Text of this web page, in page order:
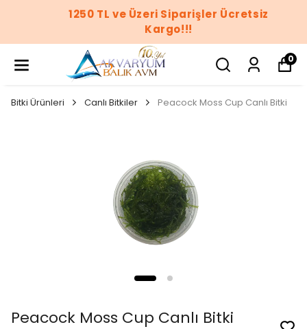
1250 TL ve Üzeri Siparişler Ücretsiz
Kargo!!!
0
Bitki Ürünleri Canlı Bitkiler Peacock Moss Cup Canlı Bitki
Peacock Moss Cup Canlı Bitki